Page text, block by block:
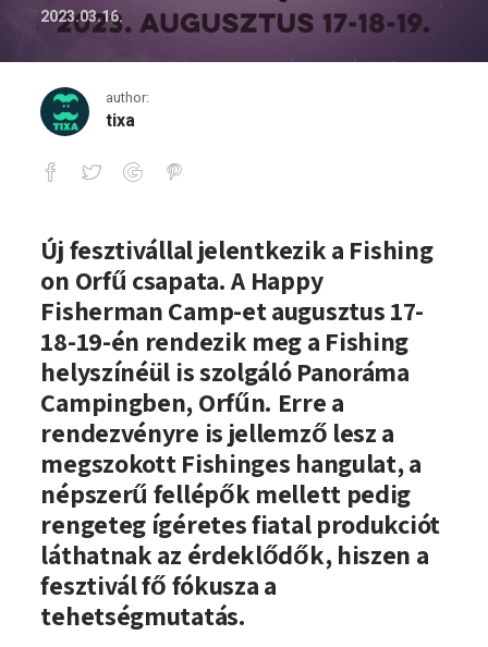
2023.03.16.
author:
tixa
Happy Fisherman Camp – új nyárzáró
Új fesztivállal jelentkezik a Fishing
on Orfű csapata. A Happy
Fisherman Camp-et augusztus 17-
18-19-én rendezik meg a Fishing
helyszínéül is szolgáló Panoráma
Campingben, Orfűn. Erre a
rendezvényre is jellemző lesz a
megszokott Fishinges hangulat, a
népszerű fellépők mellett pedig
rengeteg ígéretes fiatal produkciót
láthatnak az érdeklődők, hiszen a
fesztivál fő fókusza a
tehetségmutatás.